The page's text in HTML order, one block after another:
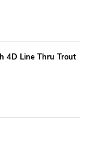
4D Line Thru Trout